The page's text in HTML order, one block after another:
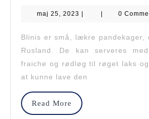
maj 25, 2023 maj
| | 0
Blinis er små, lækre pandekager,
Rusland. De kan serveres
fraiche og rødløg til røget laks
at kunne lave den
Read More
Read